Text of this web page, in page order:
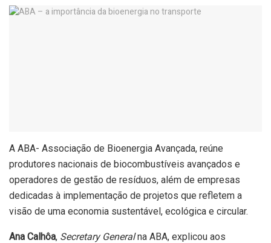
A ABA- Associação de Bioenergia Avançada, reúne
produtores nacionais de biocombustíveis avançados e
operadores de gestão de resíduos, além de empresas
dedicadas à implementação de projetos que refletem a
visão de uma economia sustentável, ecológica e circular.
Ana Calhôa, Secretary Generalna ABA, explicou aos